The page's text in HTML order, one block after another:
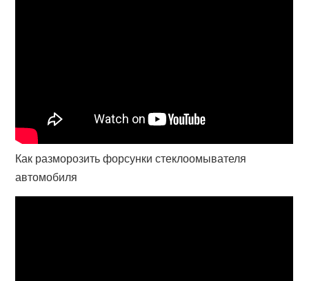
Как разморозить форсунки стеклоомывателя
автомобиля